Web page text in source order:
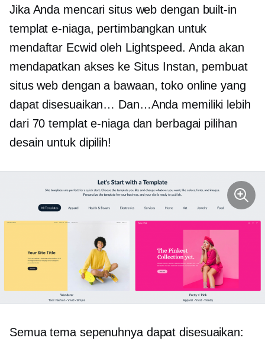
Jika Anda mencari situs web dengan built-in
templat e-niaga, pertimbangkan untuk
mendaftar Ecwid oleh Lightspeed. Anda akan
mendapatkan akses ke Situs Instan, pembuat
situs web dengan a bawaan, toko online yang
dapat disesuaikan… Dan…Anda memiliki lebih
dari 70 templat e-niaga dan berbagai pilihan
desain untuk dipilih!
Semua tema sepenuhnya dapat disesuaikan: